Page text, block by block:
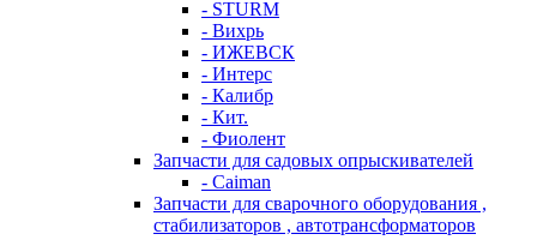
- STURM
- Вихрь
- ИЖЕВСК
- Интерс
- Калибр
- Кит.
- Фиолент
Запчасти для садовых опрыскивателей
- Caiman
Запчасти для сварочного оборудования ,
стабилизаторов , автотрансформаторов